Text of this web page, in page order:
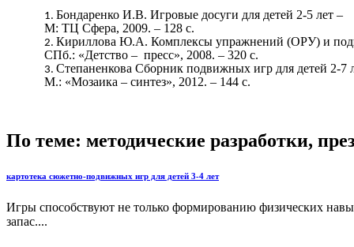
Бондаренко И.В. Игровые досуги для детей 2-5 лет –
М: ТЦ Сфера, 2009. – 128 с.
Кириллова Ю.А. Комплексы упражнений (ОРУ) и
СПб.: «Детство – пресс», 2008. – 320 с.
Степаненкова Сборник подвижных игр для детей 2-7
М.: «Мозаика – синтез», 2012. – 144 с.
По теме: методические разработки,
картотека сюжетно-подвижных игр для детей 3-4 лет
Игры способствуют не только формированию физических
запас....